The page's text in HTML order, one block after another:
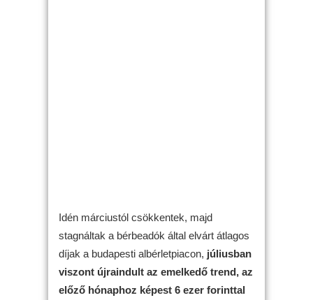
Idén márciustól csökkentek, majd
stagnáltak a bérbeadók által elvárt átlagos
díjak a budapesti albérletpiacon, júliusban
viszont újraindult az emelkedő trend, az
előző hónaphoz képest 6 ezer forinttal